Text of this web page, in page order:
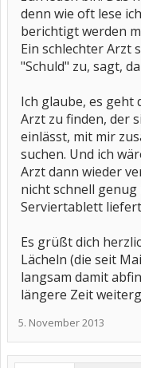
denn wie oft lese
berichtigt werden
Ein schlechter Arzt
"Schuld" zu, sagt,
Ich glaube, es geht
Arzt zu finden, der
einlässt, mit mir
suchen. Und ich
Arzt dann wieder
nicht schnell
Serviertablett
Es grüßt dich
Lächeln (die seit
langsam damit
längere Zeit
5. November 2013